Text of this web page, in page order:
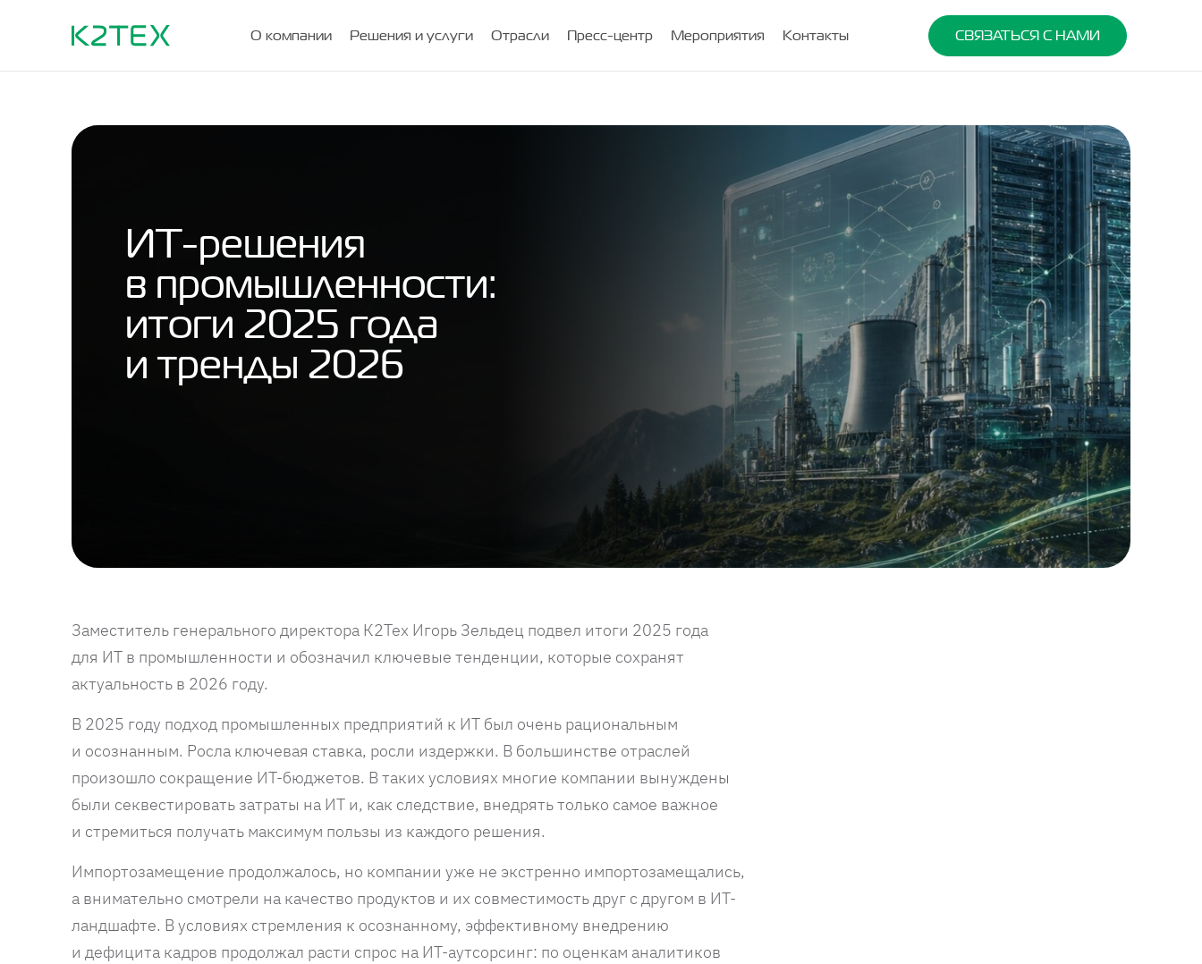
О компании Решения и услуги Отрасли Пресс-центр Мероприятия Контакты СВЯЗАТЬСЯ С НАМИ
ИТ-решения
в промышленности:
итоги 2025 года
и тренды 2026
Заместитель генерального директора К2Тех Игорь Зельдец подвел итоги 2025 года
для ИТ в промышленности и обозначил ключевые тенденции, которые сохранят
актуальность в 2026 году.
В 2025 году подход промышленных предприятий к ИТ был очень рациональным
и осознанным. Росла ключевая ставка, росли издержки. В большинстве отраслей
произошло сокращение ИТ-бюджетов. В таких условиях многие компании вынуждены
были секвестировать затраты на ИТ и, как следствие, внедрять только самое важное
и стремиться получать максимум пользы из каждого решения.
Импортозамещение продолжалось, но компании уже не экстренно импортозамещались,
а внимательно смотрели на качество продуктов и их совместимость друг с другом в ИТ-
ландшафте. В условиях стремления к осознанному, эффективному внедрению
и дефицита кадров продолжал расти спрос на ИТ-аутсорсинг: по оценкам аналитиков